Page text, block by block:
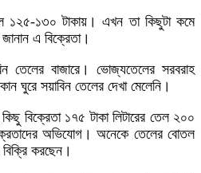
১২৫-১৩০ টাকায়। এখন তা কিছুটা কমে
এ বিক্রেতা।
তেলের বাজারে। ভোজ্যতেলের সরবরাহ
ঘুরে সয়াবিন তেলের দেখা মেলেনি।
বিক্রেতা ১৭৫ টাকা লিটারের তেল ২০০
অভিযোগ। অনেকে তেলের বোতল
বিক্রি করছেন।